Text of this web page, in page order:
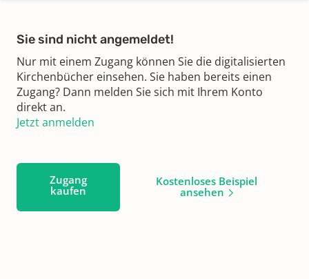
Sie sind nicht angemeldet!
Nur mit einem Zugang können Sie die digitalisierten
Kirchenbücher einsehen. Sie haben bereits einen
Zugang? Dann melden Sie sich mit Ihrem Konto
direkt an.
Jetzt anmelden
Zugang
kaufen
Kostenloses Beispiel
ansehen